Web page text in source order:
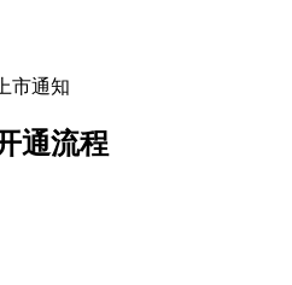
市通知
通流程